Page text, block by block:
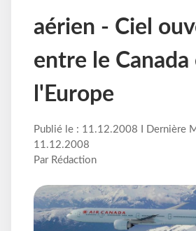
aérien - Ciel
entre le Canada
l'Europe
Publié le : 11.12.2008 I Dernière
11.12.2008
Par Rédaction